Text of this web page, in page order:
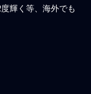
輝く等、海外でも